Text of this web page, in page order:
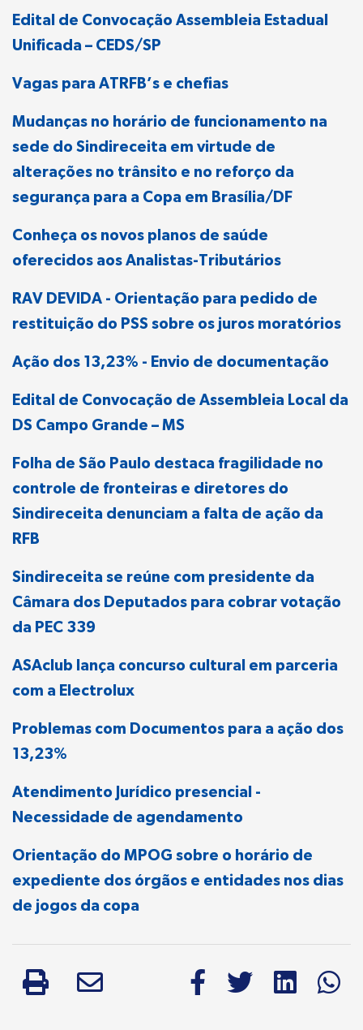
Edital de Convocação Assembleia Estadual
Unificada – CEDS/SP
Vagas para ATRFB’s e chefias
Mudanças no horário de funcionamento na
sede do Sindireceita em virtude de
alterações no trânsito e no reforço da
segurança para a Copa em Brasília/DF
Conheça os novos planos de saúde
oferecidos aos Analistas-Tributários
RAV DEVIDA - Orientação para pedido de
restituição do PSS sobre os juros moratórios
Ação dos 13,23% - Envio de documentação
Edital de Convocação de Assembleia Local da
DS Campo Grande – MS
Folha de São Paulo destaca fragilidade no
controle de fronteiras e diretores do
Sindireceita denunciam a falta de ação da
RFB
Sindireceita se reúne com presidente da
Câmara dos Deputados para cobrar votação
da PEC 339
ASAclub lança concurso cultural em parceria
com a Electrolux
Problemas com Documentos para a ação dos
13,23%
Atendimento Jurídico presencial -
Necessidade de agendamento
Orientação do MPOG sobre o horário de
expediente dos órgãos e entidades nos dias
de jogos da copa